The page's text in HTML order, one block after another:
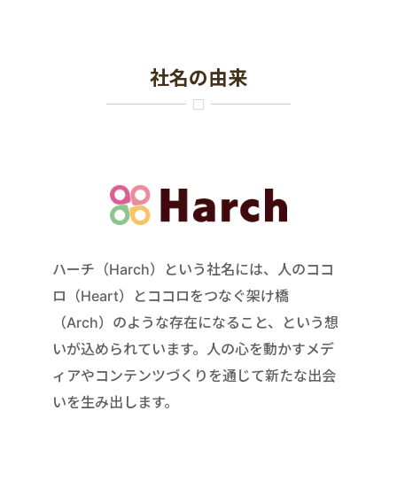
社名の由来
ハーチ（Harch）という社名には、人のココ
ロ（Heart）とココロをつなぐ架け橋
（Arch）のような存在になること、という想
いが込められています。人の心を動かすメデ
ィアやコンテンツづくりを通じて新たな出会
いを生み出します。